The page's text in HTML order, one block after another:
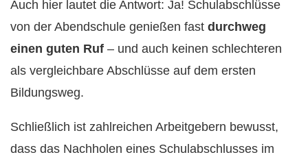
Auch hier lautet die Antwort: Ja! Schulabschlüsse
von der Abendschule genießen fast durchweg
einen guten Ruf – und auch keinen schlechteren
als vergleichbare Abschlüsse auf dem ersten
Bildungsweg.
Schließlich ist zahlreichen Arbeitgebern bewusst,
dass das Nachholen eines Schulabschlusses im